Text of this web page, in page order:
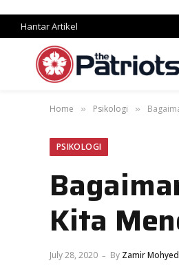
Hantar Artikel
Home » Psikologi »
PSIKOLOGI
Kita
July 28, 2020 By Zamir